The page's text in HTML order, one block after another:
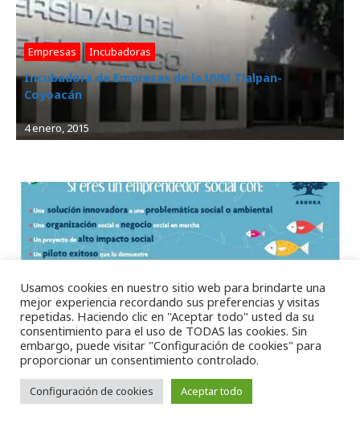
Empresas Incubadoras
Incubadora de Empresas de la UVM Tlalpan-
Coyoacán
4 enero, 2015
Empresas, Incubadoras
Ashoka México y Centroamérica
20 octubre, 2014
Usamos cookies en nuestro sitio web para brindarte una
mejor experiencia recordando sus preferencias y visitas
repetidas. Haciendo clic en "Aceptar todo" usted da su
consentimiento para el uso de TODAS las cookies. Sin
embargo, puede visitar "Configuración de cookies" para
proporcionar un consentimiento controlado.
Configuración de cookies Aceptar todo